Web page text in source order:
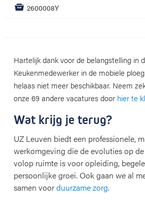
 2600008Y
Hartelijk dank voor de belangstelling in
Keukenmedewerker in de mobiele
helaas niet meer beschikbaar. Neem
onze 69 andere vacatures door hier te
Wat krijg je terug?
UZ Leuven biedt een professionele,
werkomgeving die de evoluties op
volop ruimte is voor opleiding,
persoonlijke groei. Ook gaan we al
samen voorduurzame zorg.